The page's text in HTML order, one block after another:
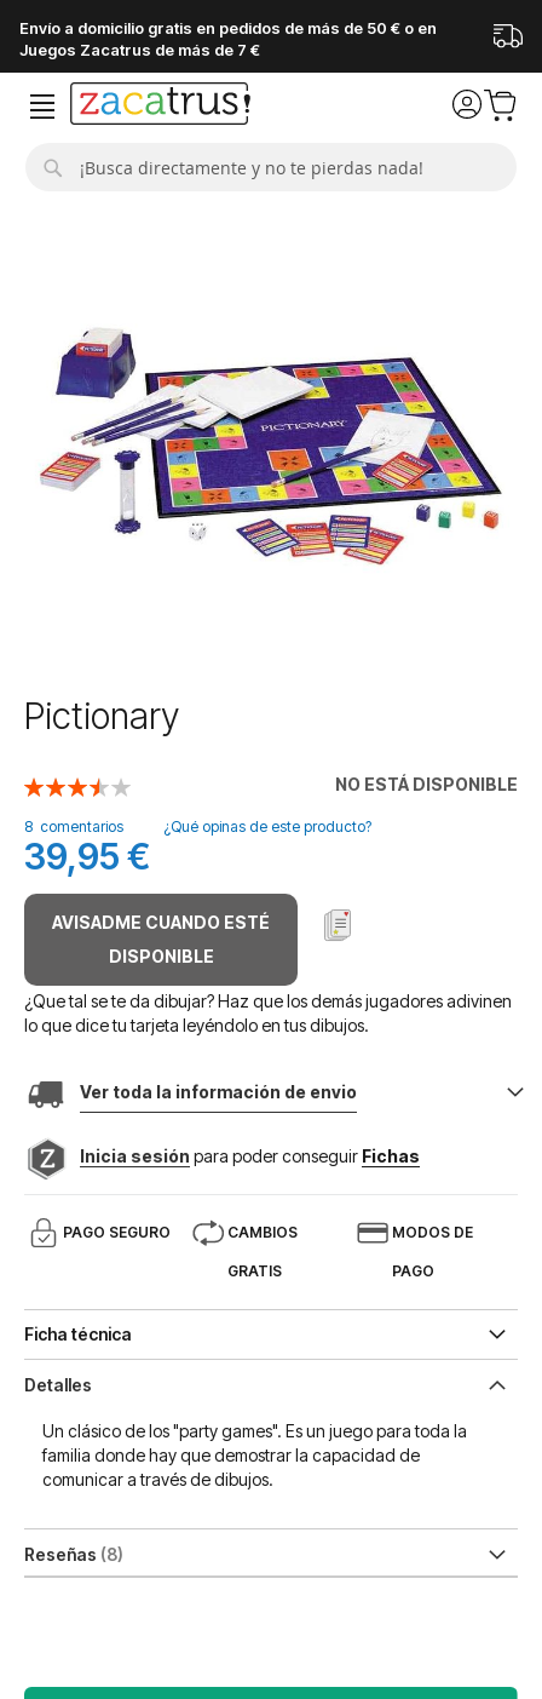
Envío a domicilio gratis en pedidos de más de 50 € o en
Juegos Zacatrus de más de 7 €
imágenes
Saltar
al
de
la
galería
de
imágenes
Pictionary
NO ESTÁ DISPONIBLE
Valoración:
8 comentarios ¿Qué opinas de este producto?
39,95 €
AVISADME CUANDO ESTÉ
DISPONIBLE
¿Que tal se te da dibujar? Haz que los demás jugadores adivinen
lo que dice tu tarjeta leyéndolo en tus dibujos.
Ver toda la información de envio
Inicia sesión para poder conseguir Fichas
PAGO SEGURO CAMBIOS
GRATIS
MODOS DE
PAGO
Ficha técnica
Detalles
Un clásico de los "party games". Es un juego para toda la
familia donde hay que demostrar la capacidad de
comunicar a través de dibujos.
Reseñas 8